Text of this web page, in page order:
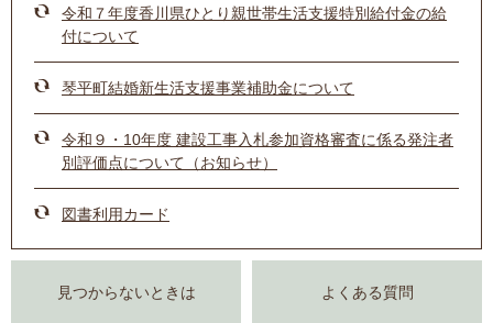
令和７年度香川県ひとり親世帯生活支援特別給付金の給
付について
琴平町結婚新生活支援事業補助金について
令和９・10年度 建設工事入札参加資格審査に係る発注者
別評価点について（お知らせ）
図書利用カード
見つからないときは よくある質問